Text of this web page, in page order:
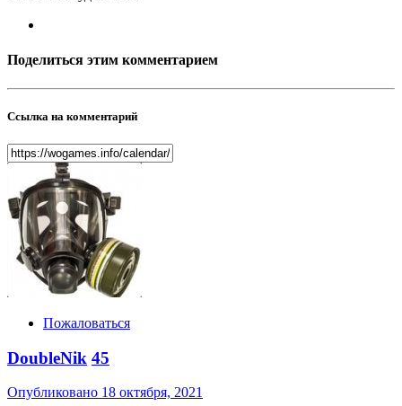
Поделиться этим комментарием
Ссылка на комментарий
Пожаловаться
DoubleNik 45
Опубликовано 18 октября, 2021